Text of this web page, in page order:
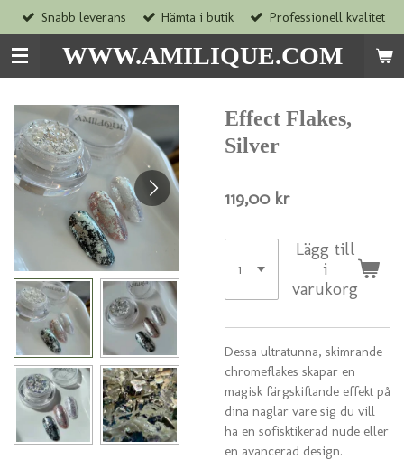
Hoppa
till
huvudinnehålletWWW.AMILIQUE.COM
Snabb leverans Hämta i butik Professionell kvalitet
Effect Flakes,
Silver
119,00 kr
Lägg till
i
varukorg
Dessa ultratunna, skimrande
chromeflakes skapar en
magisk färgskiftande effekt på
dina naglar vare sig du vill
ha en sofisktikerad nude eller
en avancerad design.